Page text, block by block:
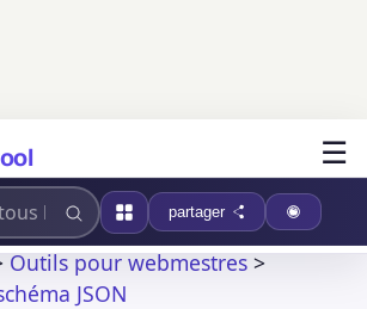
☰
partager
Outils pour webmestres>
JSON